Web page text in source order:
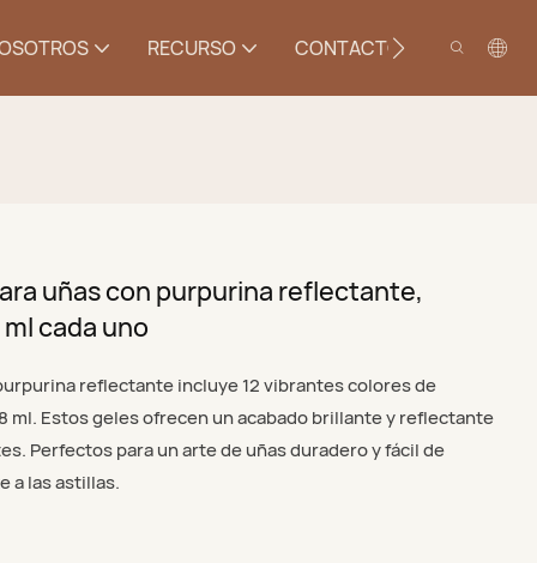
RECURSO CONTACTO
uñas con purpurina reflectante,
cada uno
reflectante incluye 12 vibrantes colores de
ml. Estos geles ofrecen un acabado brillante y reflectante
Perfectos para un arte de uñas duradero y fácil de
a las astillas.